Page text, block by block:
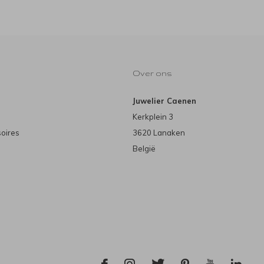
Over ons
Juwelier Caenen
Kerkplein 3
3620 Lanaken
België